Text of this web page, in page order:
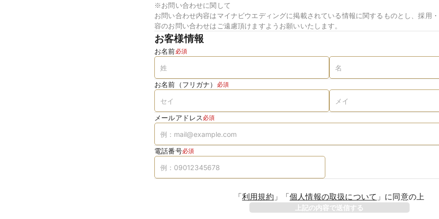
※お問い合わせに関して
お問い合わせ内容はマイナビウエディングに掲載されている情報に関するものとし、採用
容のお問い合わせはご遠慮頂けますようお願いいたします。
お客様情報
お名前必須
お名前（フリガナ） 必須
メールアドレス 必須
電話番号必須
「利用規約 」 「個人情報の取扱について 」 に同意の上
上記の内容で送信する